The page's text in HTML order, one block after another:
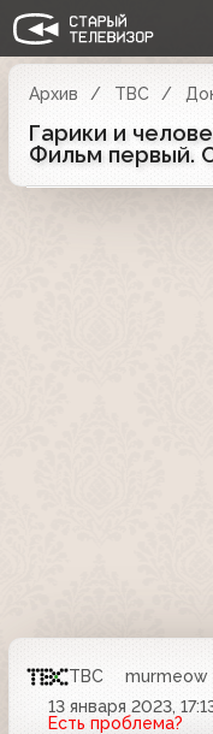
Архив ТВС
Гарики и
Фильм первый.
ТВС murmeow
13 января 2023,
Есть проблема?